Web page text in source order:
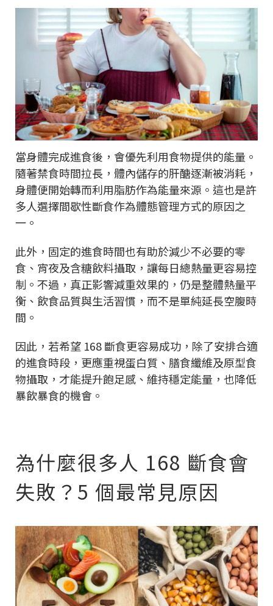
當身體完成進食後，會優先利用食物提供的能量。
隨著禁食時間拉長，體內儲存的肝醣逐漸被消耗，
身體便開始轉而利用脂肪作為能量來源。這也是許
多人選擇間歇性斷食作為體態管理方式的原因之
一。
此外，固定的進食時間也有助於減少不必要的零
食、宵夜及含糖飲料攝取，讓每日總熱量更容易控
制。不過，真正影響減重效果的，仍是整體熱量平
衡、飲食品質與生活習慣，而不是單純延長空腹時
間。
因此，若希望 168 斷食更容易成功，除了安排合適
的進食時段，更應重視蛋白質、膳食纖維及原型食
物攝取，才能提升飽足感、維持穩定能量，也降低
暴飲暴食的機會。
為什麼很多人 168 斷食會
失敗？5 個最常見原因